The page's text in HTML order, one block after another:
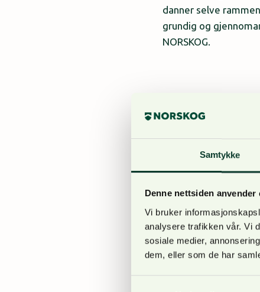
Samtykke
Denne nettsiden anvender
Vi bruker
analysere trafikken vår. Vi
sosiale medier,
dem, eller som de har
danner selve
grundig og
NORSKOG.
Vår næring påvirker
myndighetsstyrt
fornybare kilder. Da
Hvordan tolkes